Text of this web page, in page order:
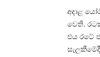
අදාළ
වෙති.
එය රටේ